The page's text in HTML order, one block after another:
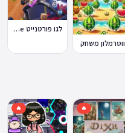
ווטרמלון משחק
לגו פורטנייט Lego Fortnite
🔥
🔥